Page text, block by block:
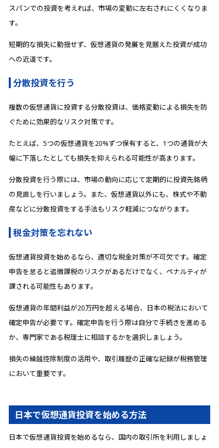
スパンでの投資を考えれば、市場の変動に左右されにくくなりま
す。
短期的な損失に動揺せず、仮想通貨の発展を見据えた投資が成功
への近道です。
分散投資を行う
複数の仮想通貨に投資する分散投資は、価格変動による損失を防
ぐために効果的なリスク対策です。
たとえば、5つの仮想通貨を20%ずつ保有すると、1つの通貨が大
幅に下落したとしても損失を抑えられる可能性が高まります。
分散投資を行う際には、市場の動向に応じて定期的に投資先銘柄
の見直しを行いましょう。また、仮想通貨以外にも、株式や不動
産などに分散投資をする手法もリスク軽減につながります。
税金対策を忘れない
仮想通貨投資を始めるなら、適切な税金対策が不可欠です。確定
申告を怠ると追徴課税のリスクがあるだけでなく、ペナルティが
課される可能性もあります。
仮想通貨の年間利益が20万円を超える場合、日本の税法において
確定申告が必要です。確定申告を行う際は自分で手続きを進める
か、専門家である税理士に相談するかを選択しましょう。
損失の繰越控除制度の活用や、取引履歴の正確な記録が税務管理
において重要です。
日本で仮想通貨投資を始める方法
日本で仮想通貨投資を始めるなら、国内の取引所を利用しましょ